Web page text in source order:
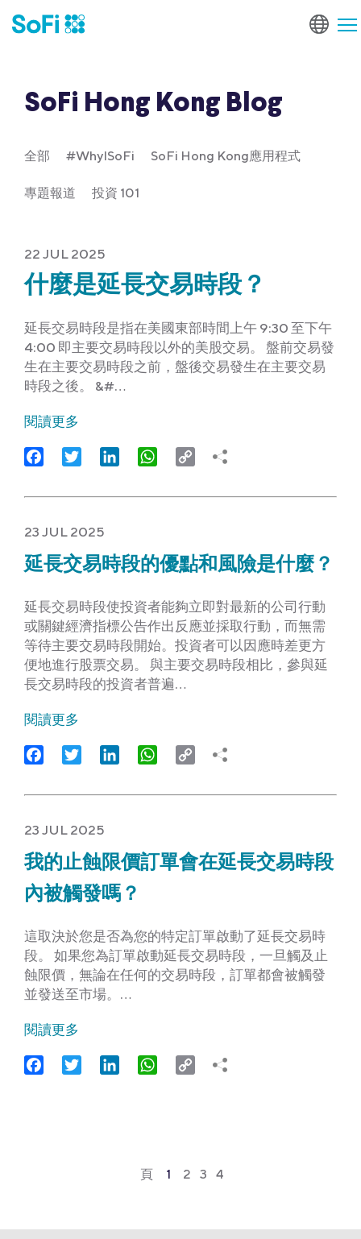
SoFi Hong Kong Blog
全部 #WhyISoFi SoFi Hong Kong應用程式
專題報道 投資 101
22 JUL 2025
什麼是延長交易時段？
延長交易時段是指在美國東部時間上午 9:30 至下午
4:00 即主要交易時段以外的美股交易。 盤前交易發
生在主要交易時段之前，盤後交易發生在主要交易
時段之後。 &#…
閱讀更多
FacebookTwitter LinkedIn WhatsApp
Copy
23 JUL 2025
延長交易時段的優點和風險是什麼？
延長交易時段使投資者能夠立即對最新的公司行動
或關鍵經濟指標公告作出反應並採取行動，而無需
等待主要交易時段開始。投資者可以因應時差更方
便地進行股票交易。 與主要交易時段相比，參與延
長交易時段的投資者普遍…
閱讀更多
FacebookTwitter LinkedIn WhatsApp
Copy
23 JUL 2025
我的止蝕限價訂單會在延長交易時段
內被觸發嗎？
這取決於您是否為您的特定訂單啟動了延長交易時
段。 如果您為訂單啟動延長交易時段，一旦觸及止
蝕限價，無論在任何的交易時段，訂單都會被觸發
並發送至市場。…
閱讀更多
FacebookTwitter LinkedIn WhatsApp
Copy
頁 1 2 3 4